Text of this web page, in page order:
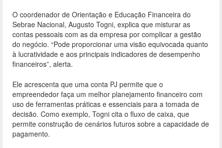
O coordenador de Orientação e Educação Financeira do
Sebrae Nacional, Augusto Togni, explica que misturar as
contas pessoais com as da empresa por complicar a gestão
do negócio. “Pode proporcionar uma visão equivocada quanto
à lucratividade e aos principais indicadores de desempenho
financeiros”, alerta.
Ele acrescenta que uma conta PJ permite que o
empreendedor faça um melhor planejamento financeiro com
uso de ferramentas práticas e essenciais para a tomada de
decisão. Como exemplo, Togni cita o fluxo de caixa, que
permite construção de cenários futuros sobre a capacidade de
pagamento.